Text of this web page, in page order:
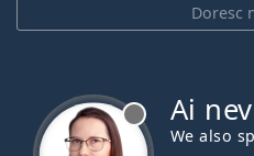
Doresc
Ai
We also